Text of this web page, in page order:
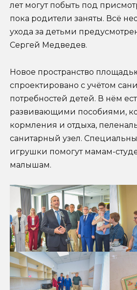
лет могут побыть под
пока родители заняты. Всё
ухода за детьми
Сергей Медведев.
Новое пространство
спроектировано с учётом
потребностей детей. В нём
развивающими пособиями,
кормления и отдыха,
санитарный узел.
игрушки помогут мамам-
малышам.